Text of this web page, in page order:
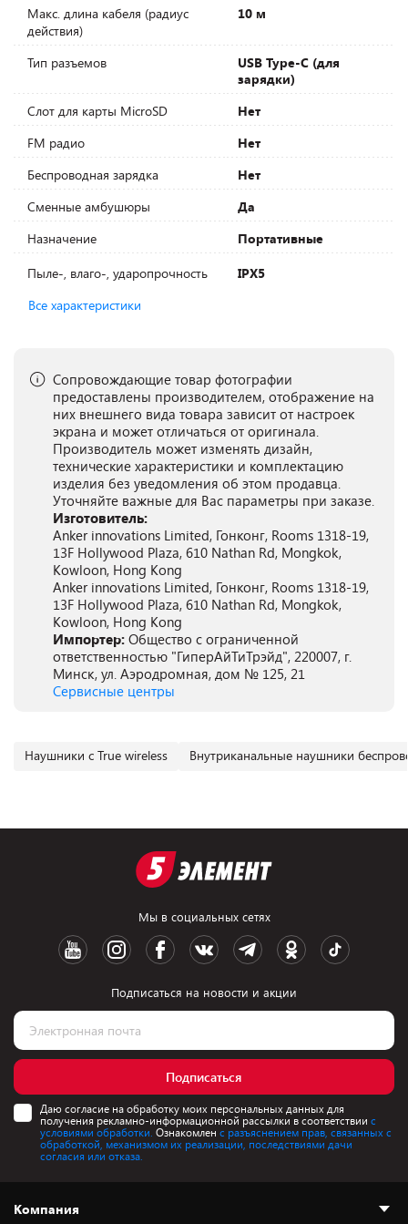
Макс. длина кабеля (радиус
действия)
10 м
Тип разъемов
USB Type-C (для
зарядки)
Слот для карты MicroSD
Нет
FM радио
Нет
Беспроводная зарядка
Нет
Сменные амбушюры
Да
Назначение
Портативные
Пыле-, влаго-, ударопрочность
IPX5
Все характеристики
Сопровождающие товар фотографии
предоставлены производителем, отображение на
них внешнего вида товара зависит от настроек
экрана и может отличаться от оригинала.
Производитель может изменять дизайн,
технические характеристики и комплектацию
изделия без уведомления об этом продавца.
Уточняйте важные для Вас параметры при заказе.
Изготовитель:
Anker innovations Limited, Гонконг, Rooms 1318-19,
13F Hollywood Plaza, 610 Nathan Rd, Mongkok,
Kowloon, Hong Kong
Anker innovations Limited, Гонконг, Rooms 1318-19,
13F Hollywood Plaza, 610 Nathan Rd, Mongkok,
Kowloon, Hong Kong
Импортер: Общество с ограниченной
ответственностью "ГиперАйТиТрэйд", 220007, г.
Минск, ул. Аэродромная, дом № 125, 21
Сервисные центры
Наушники с True wireless Внутриканальные наушники
Мы в социальных сетях
Подписаться на новости и акции
Подписаться
Даю согласие на обработку моих персональных данных для
получения рекламно-информационной рассылки в соответствии с
условиями обработки. Ознакомлен с разъяснением прав, связанных с
обработкой, механизмом их реализации, последствиями дачи
согласия или отказа.
Компания